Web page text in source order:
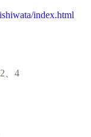
index.html
、4